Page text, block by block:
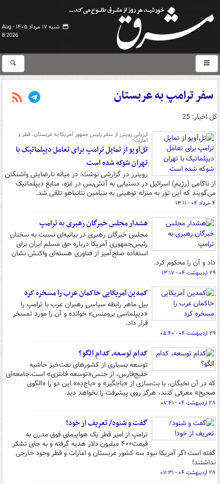
شنبه ۱۷ مرداد ۱۴۰۵ -
Aug
8 2026
سفر ترامپ به عربستان
کل اخبار: 25
ارزیابی رویترز از سفر رئیس جمهور آمریکا به عربستان، قطر و
امارات؛
تل‌آویو از تمایل ترامپ برای تعامل دیپلماتیک با
تهران شوکه شده است
رویترز در گزارشی نوشت: در میانه نارضایتی واشنگتن
از ناکامی (رژِیم) اسرائیل در دستیابی به آتش‌بس در غزه، منابع دیپلماتیک
می‌گویند که این تور به منزله توهینی به بنیامین نتانیاهو تلقی شد.
۴ خرداد ۰۴ - ۱۳:۱۱
هشدار مجلس خبرگان رهبری به ترامپ
مجلس خبرگان رهبری در بیانیه‌ای نسبت به سخنان
رئیس‌جمهوری آمریکا درباره حق مسلم ایران برای
استفاده صلح‌آمیز از فناوری هسته‌ای واکنش نشان
داد و آن را محکوم کرد.
۲۹ اردیبهشت ۰۴ - ۱۳:۱۷
کمدین آمریکایی حاکمان عرب را مسخره کرد
بیل ماهر رابطه سیاسی رهبران عرب با ترامپ را
«دیپلماسی برومنس» خوانده و آن را مورد تمسخر
قرار داد.
۲۹ اردیبهشت ۰۴ - ۰۵:۴۰
کدام توسعه، کدام الگو؟
توسعه بسیاری از کشورهای نفت‌خیز حاشیه
خلیج‌فارس، از جنس«توسعه فانتزی» است.جامعه‌ای
که در آن نخبگان، با بت‌سازی از «باجگیر» و «باج‌دِه» این دو را «الگوی
صحیح» معرفی کنند، هرگز روی پیشرفت را نخواهد دید.
۲۸ اردیبهشت ۰۴ - ۰۷:۴۱
گفت و شنود/ تعریف از خود!
ترامپ از امیر قطر یک هواپیمای فوق مدرن به
قیمت۴۰۰ میلیون دلار هدیه گرفته و به جای تشکر
گفته است اگر آمریکا نبود سه کشور عربستان و امارات و قطر وجود خارجی
نداشتند!
۲۸ اردیبهشت ۰۴ - ۰۷:۳۱